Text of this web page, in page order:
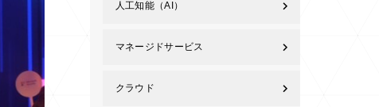
人工知能（AI）
マネージドサービス
クラウド